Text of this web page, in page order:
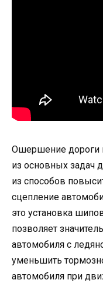
Ошершение дороги
из основных задач
из способов
сцепление
это установка
позволяет
автомобиля с
уменьшить
автомобиля при